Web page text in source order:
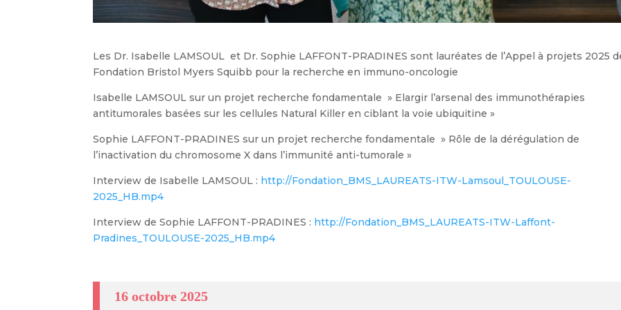
Les Dr. Isabelle LAMSOUL et Dr. Sophie LAFFONT-PRADINES sont lauréates de l’Appel à projets 2025
Fondation Bristol Myers Squibb pour la recherche en immuno-oncologie
Isabelle LAMSOUL sur un projet recherche fondamentale » Elargir l’arsenal des immunothérapies
antitumorales basées sur les cellules Natural Killer en ciblant la voie ubiquitine »
Sophie LAFFONT-PRADINES sur un projet recherche fondamentale » Rôle de la dérégulation de
l’inactivation du chromosome X dans l’immunité anti-tumorale »
Interview de Isabelle LAMSOUL : http://Fondation_BMS_LAUREATS-ITW-Lamsoul_TOULOUSE-
2025_HB.mp4
Interview de Sophie LAFFONT-PRADINES : http://Fondation_BMS_LAUREATS-ITW-Laffont-
Pradines_TOULOUSE-2025_HB.mp4
16 octobre 2025